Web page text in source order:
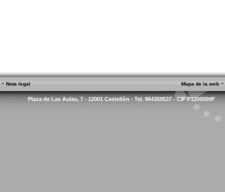
- Nota legal Mapa de la web -
Plaza de Las Aulas, 7 - 12001 Castellón - Tel. 964359537 - CIF P1200000F